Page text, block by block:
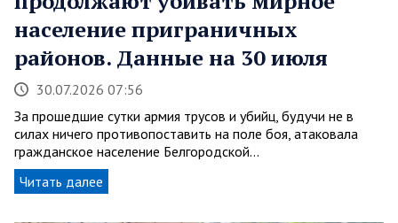
население приграничных
районов. Данные на 30 июля
30.07.2026 07:56
За прошедшие сутки армия трусов и убийц, будучи не в
силах ничего противопоставить на поле боя, атаковала
гражданское население Белгородской…
Читать далее